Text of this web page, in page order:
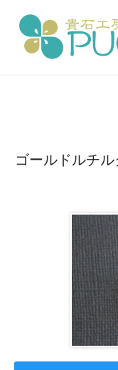
ゴールドルチ